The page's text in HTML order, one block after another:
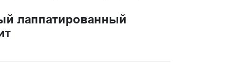
лаппатированный